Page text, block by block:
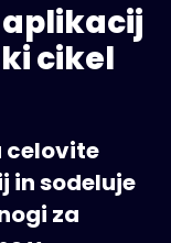
aplikacij
cikel
celovite
in sodeluje
za